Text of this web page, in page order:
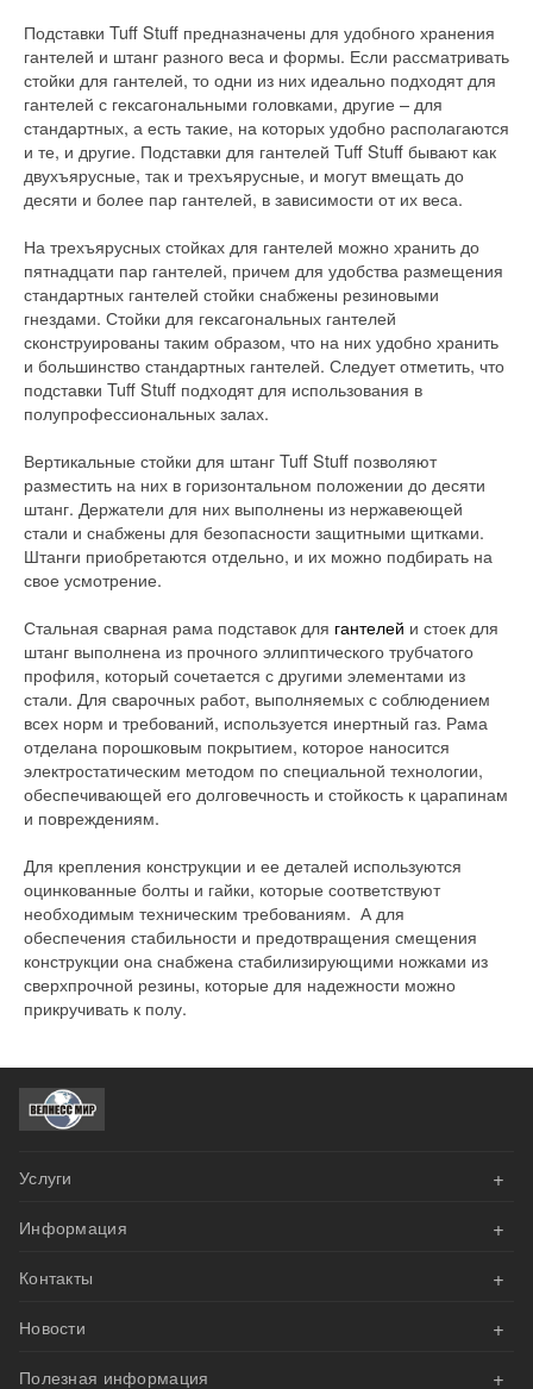
Подставки Tuff Stuff предназначены для удобного хранения
гантелей и штанг разного веса и формы. Если рассматривать
стойки для гантелей, то одни из них идеально подходят для
гантелей с гексагональными головками, другие – для
стандартных, а есть такие, на которых удобно располагаются
и те, и другие. Подставки для гантелей Tuff Stuff бывают как
двухъярусные, так и трехъярусные, и могут вмещать до
десяти и более пар гантелей, в зависимости от их веса.
На трехъярусных стойках для гантелей можно хранить до
пятнадцати пар гантелей, причем для удобства размещения
стандартных гантелей стойки снабжены резиновыми
гнездами. Стойки для гексагональных гантелей
сконструированы таким образом, что на них удобно хранить
и большинство стандартных гантелей. Следует отметить, что
подставки Tuff Stuff подходят для использования в
полупрофессиональных залах.
Вертикальные стойки для штанг Tuff Stuff позволяют
разместить на них в горизонтальном положении до десяти
штанг. Держатели для них выполнены из нержавеющей
стали и снабжены для безопасности защитными щитками.
Штанги приобретаются отдельно, и их можно подбирать на
свое усмотрение.
Стальная сварная рама подставок для гантелей и стоек для
штанг выполнена из прочного эллиптического трубчатого
профиля, который сочетается с другими элементами из
стали. Для сварочных работ, выполняемых с соблюдением
всех норм и требований, используется инертный газ. Рама
отделана порошковым покрытием, которое наносится
электростатическим методом по специальной технологии,
обеспечивающей его долговечность и стойкость к царапинам
и повреждениям.
Для крепления конструкции и ее деталей используются
оцинкованные болты и гайки, которые соответствуют
необходимым техническим требованиям. А для
обеспечения стабильности и предотвращения смещения
конструкции она снабжена стабилизирующими ножками из
сверхпрочной резины, которые для надежности можно
прикручивать к полу.
Услуги +
АКЦИИ
Велнесс Дизайн
Наши проекты
Информация +
Оплата
Доставка и сборка
Гарантия
Контакты +
Напишите нам эл.письмо
Мы вам перезвоним
Новости +
Реализован проект приватного фитнес-зала на базе
Полезная информация +